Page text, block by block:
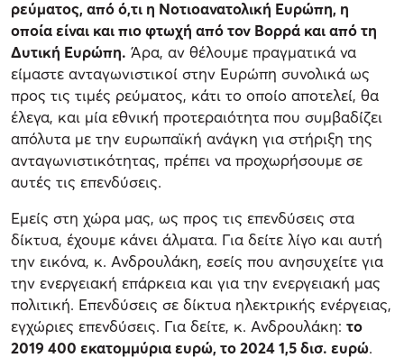
ρεύματος, από ό,τι η Νοτιοανατολική Ευρώπη, η
οποία είναι και πιο φτωχή από τον Βορρά και από τη
Δυτική Ευρώπη. Άρα, αν θέλουμε πραγματικά να
είμαστε ανταγωνιστικοί στην Ευρώπη συνολικά ως
προς τις τιμές ρεύματος, κάτι το οποίο αποτελεί, θα
έλεγα, και μία εθνική προτεραιότητα που συμβαδίζει
απόλυτα με την ευρωπαϊκή ανάγκη για στήριξη της
ανταγωνιστικότητας, πρέπει να προχωρήσουμε σε
αυτές τις επενδύσεις.
Εμείς στη χώρα μας, ως προς τις επενδύσεις στα
δίκτυα, έχουμε κάνει άλματα. Για δείτε λίγο και αυτή
την εικόνα, κ. Ανδρουλάκη, εσείς που ανησυχείτε για
την ενεργειακή επάρκεια και για την ενεργειακή μας
πολιτική. Επενδύσεις σε δίκτυα ηλεκτρικής ενέργειας,
εγχώριες επενδύσεις. Για δείτε, κ. Ανδρουλάκη: το
2019 400 εκατομμύρια ευρώ, το 2024 1,5 δισ. ευρώ.